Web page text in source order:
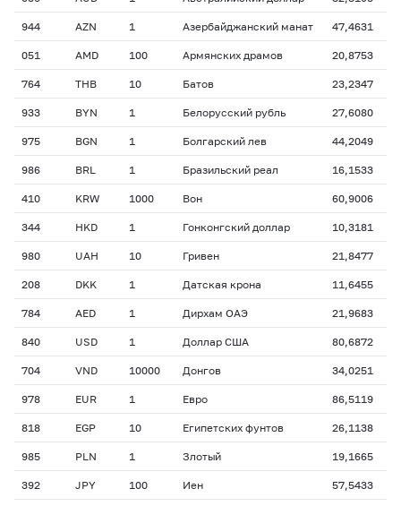
944 AZN 1 Азербайджанский манат 47,4631
051 AMD 100 Армянских драмов 20,8753
764 THB 10 Батов 23,2347
933 BYN 1 Белорусский рубль 27,6080
975 BGN 1 Болгарский лев 44,2049
986 BRL 1 Бразильский реал 16,1533
410 KRW 1000 Вон 60,9006
344 HKD 1 Гонконгский доллар 10,3181
980 UAH 10 Гривен 21,8477
208 DKK 1 Датская крона 11,6455
784 AED 1 Дирхам ОАЭ 21,9683
840 USD 1 Доллар США 80,6872
704 VND 10000 Донгов 34,0251
978 EUR 1 Евро 86,5119
818 EGP 10 Египетских фунтов 26,1138
985 PLN 1 Злотый 19,1665
392 JPY 100 Иен 57,5433